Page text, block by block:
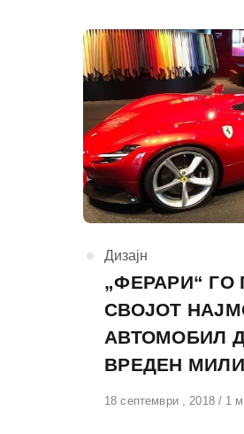
КАтегорија
Дизајн
„ФЕРАРИ“ ГО
СВОЈОТ
АВТОМОБИЛ
ВРЕДЕН
Објавено
18 септември , 2018 1